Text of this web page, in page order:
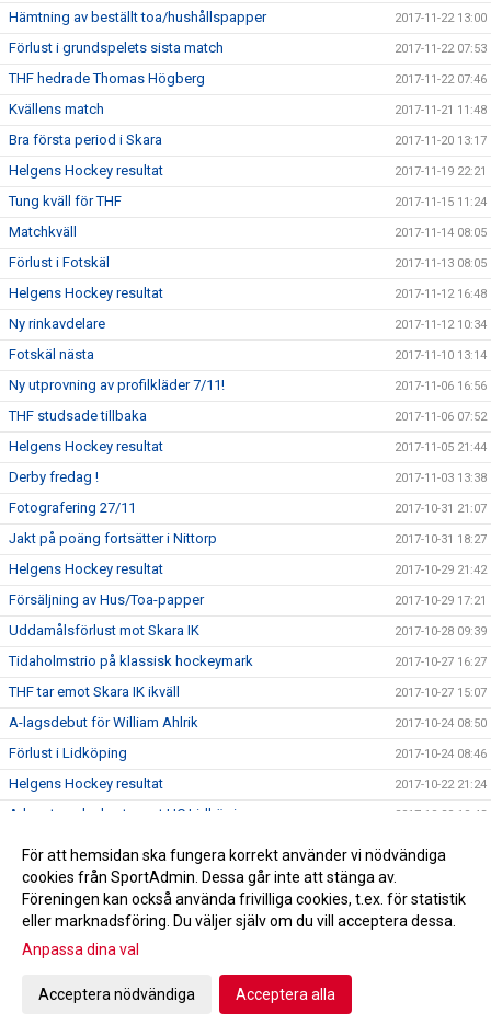
Hämtning av beställt toa/hushållspapper 2017-11-22 13:00
Förlust i grundspelets sista match 2017-11-22 07:53
THF hedrade Thomas Högberg 2017-11-22 07:46
Kvällens match 2017-11-21 11:48
Bra första period i Skara 2017-11-20 13:17
Helgens Hockey resultat 2017-11-19 22:21
Tung kväll för THF 2017-11-15 11:24
Matchkväll 2017-11-14 08:05
Förlust i Fotskäl 2017-11-13 08:05
Helgens Hockey resultat 2017-11-12 16:48
Ny rinkavdelare 2017-11-12 10:34
Fotskäl nästa 2017-11-10 13:14
Ny utprovning av profilkläder 7/11! 2017-11-06 16:56
THF studsade tillbaka 2017-11-06 07:52
Helgens Hockey resultat 2017-11-05 21:44
Derby fredag ! 2017-11-03 13:38
Fotografering 27/11 2017-10-31 21:07
Jakt på poäng fortsätter i Nittorp 2017-10-31 18:27
Helgens Hockey resultat 2017-10-29 21:42
Försäljning av Hus/Toa-papper 2017-10-29 17:21
Uddamålsförlust mot Skara IK 2017-10-28 09:39
Tidaholmstrio på klassisk hockeymark 2017-10-27 16:27
THF tar emot Skara IK ikväll 2017-10-27 15:07
A-lagsdebut för William Ahlrik 2017-10-24 08:50
Förlust i Lidköping 2017-10-24 08:46
Helgens Hockey resultat 2017-10-22 21:24
A-laget spelar borta mot HC Lidköping 2017-10-20 10:43
Trissbolaget!!! 2017-10-18 22:10
Seger i hemmapremiären!
Hus/Toa-pappers försäljning höst 2017 2017-10-16 08:05
Kiosktider
För att hemsidan ska fungera korrekt använder vi nödvändiga
cookies från SportAdmin. Dessa går inte att stänga av.
Föreningen kan också använda frivilliga cookies, t.ex. för statistik
eller marknadsföring. Du väljer själv om du vill acceptera dessa.
Anpassa dina val
Acceptera nödvändiga Acceptera alla